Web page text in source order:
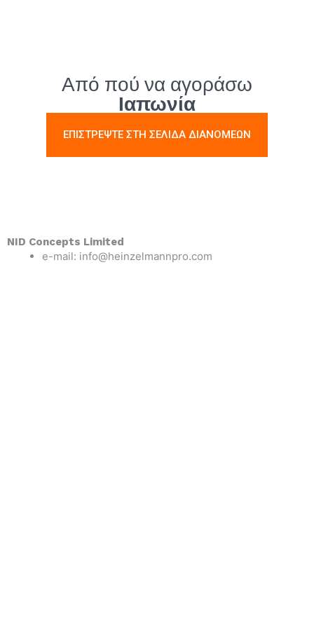
Από πού να αγοράσω
Ιαπωνία
ΕΠΙΣΤΡΕΨΤΕ ΣΤΗ ΣΕΛΙΔΑ ΔΙΑΝΟΜΕΩΝ
NID Concepts Limited
e-mail: info@heinzelmannpro.com